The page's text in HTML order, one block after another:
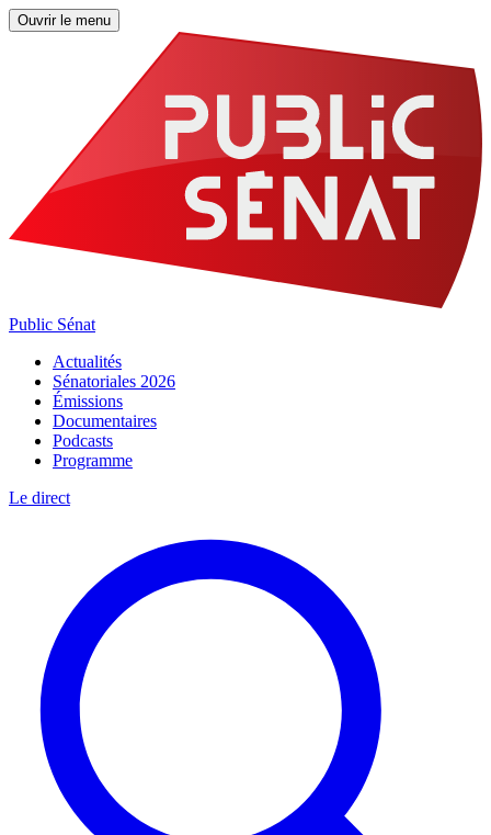
Ouvrir le menu
Public Sénat
Actualités
Sénatoriales 2026
Émissions
Documentaires
Podcasts
Programme
Le direct